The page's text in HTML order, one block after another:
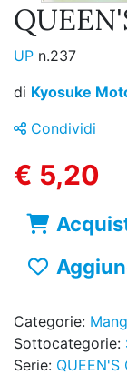
UP n.237
di Kyosuke
Condividi
€ 5,20
Categorie:
Sottocategorie:
Serie: QUEEN'S